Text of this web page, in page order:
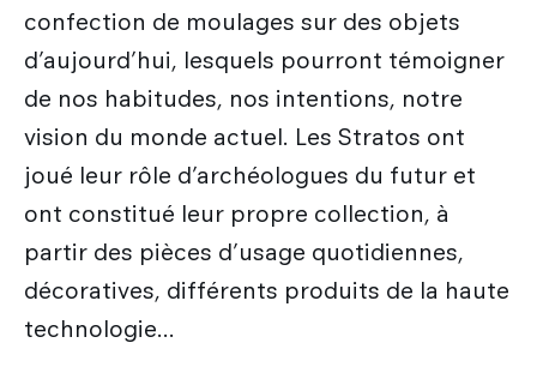
confection de moulages sur des objets
d’aujourd’hui, lesquels pourront témoigner
de nos habitudes, nos intentions, notre
vision du monde actuel. Les Stratos ont
joué leur rôle d’archéologues du futur et
ont constitué leur propre collection, à
partir des pièces d’usage quotidiennes,
décoratives, différents produits de la haute
technologie...